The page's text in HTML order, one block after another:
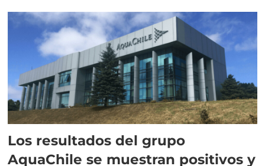
Los resultados del grupo
AquaChile se muestran positivos y